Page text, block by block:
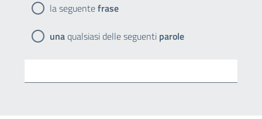
la seguentefrase
unaqualsiasi delle seguenti parole